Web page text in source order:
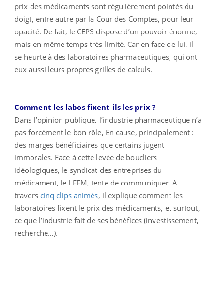
prix des médicaments sont régulièrement pointés du
doigt, entre autre par la Cour des Comptes, pour leur
opacité. De fait, le CEPS dispose d’un pouvoir énorme,
mais en même temps très limité. Car en face de lui, il
se heurte à des laboratoires pharmaceutiques, qui ont
eux aussi leurs propres grilles de calculs.
Comment les labos fixent-ils les prix ?
Dans l’opinion publique, l’industrie pharmaceutique n’a
pas forcément le bon rôle, En cause, principalement :
des marges bénéficiaires que certains jugent
immorales. Face à cette levée de boucliers
idéologiques, le syndicat des entreprises du
médicament, le LEEM, tente de communiquer. A
travers cinq clips animés, il explique comment les
laboratoires fixent le prix des médicaments, et surtout,
ce que l’industrie fait de ses bénéfices (investissement,
recherche…).